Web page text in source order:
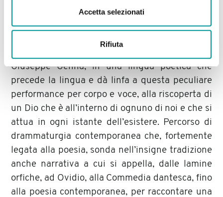
Accetta selezionati
Rifiuta
semplice religione dell’essere. Spalanca le porte
alla riflessione di Platone e Plotino, riscopre
Giuseppe Genna, in una lingua poetica che
precede la lingua e dà linfa a questa peculiare
performance per corpo e voce, alla riscoperta di
un Dio che è all’interno di ognuno di noi e che si
attua in ogni istante dell’esistere. Percorso di
drammaturgia contemporanea che, fortemente
legata alla poesia, sonda nell’insigne tradizione
anche narrativa a cui si appella, dalle lamine
orfiche, ad Ovidio, alla Commedia dantesca, fino
alla poesia contemporanea, per raccontare una